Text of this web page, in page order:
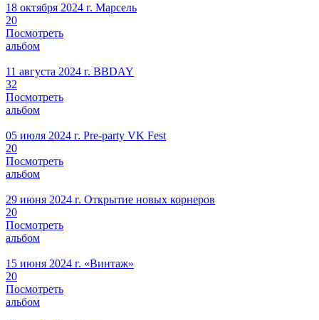
18 октября 2024 г. Марсель
20
Посмотреть
альбом
11 августа 2024 г. BBDAY
32
Посмотреть
альбом
05 июля 2024 г. Pre-party VK Fest
20
Посмотреть
альбом
29 июня 2024 г. Открытие новых корнеров
20
Посмотреть
альбом
15 июня 2024 г. «Винтаж»
20
Посмотреть
альбом